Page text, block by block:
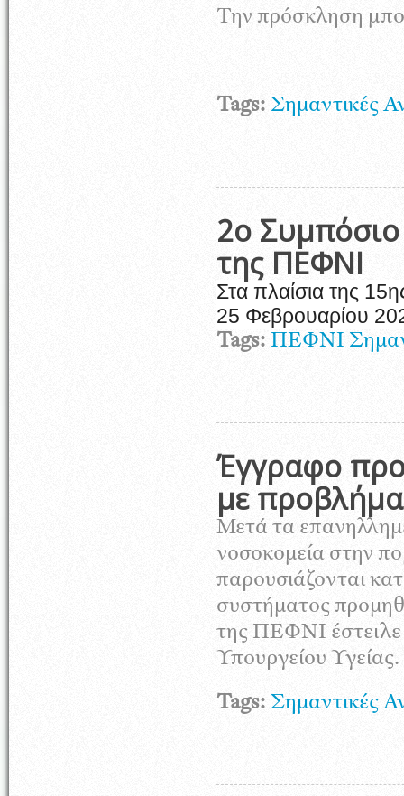
Την πρόσκληση
Tags: Σημαντικές
2ο
της ΠΕΦΝΙ
Στα πλαίσια της
25 Φεβρουαρίου
Tags: ΠΕΦΝΙ
Έγγραφο
με
Μετά τα
νοσοκομεία στην
παρουσιάζονται
συστήματος
της ΠΕΦΝΙ έστειλε
Υπουργείου Υγείας.
Tags: Σημαντικές